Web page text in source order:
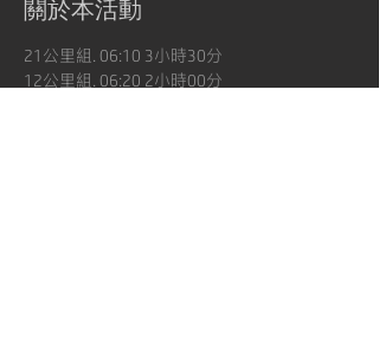
關於本活動
21公里組. 06:10 3小時30分
12公里組. 06:20 2小時00分